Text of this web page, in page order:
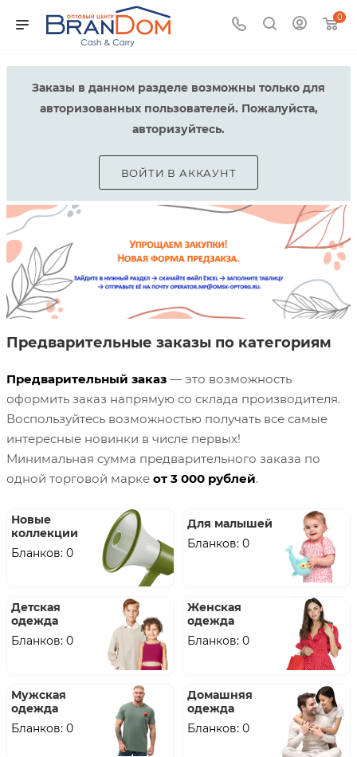
0
Заказы в данном разделе возможны только для
авторизованных пользователей. Пожалуйста,
авторизуйтесь.
ВОЙТИ В АККАУНТ
Предварительные заказы по категориям
Предварительный заказ — это возможность
оформить заказ напрямую со склада производителя.
Воспользуйтесь возможностью получать все самые
интересные новинки в числе первых!
Минимальная сумма предварительного заказа по
одной торговой марке от 3 000 рублей.
Новые
коллекции
Бланков: 0
Для малышей
Бланков: 0
Детская
одежда
Бланков: 0
Женская
одежда
Бланков: 0
Мужская
одежда
Бланков: 0
Домашняя
одежда
Бланков: 0